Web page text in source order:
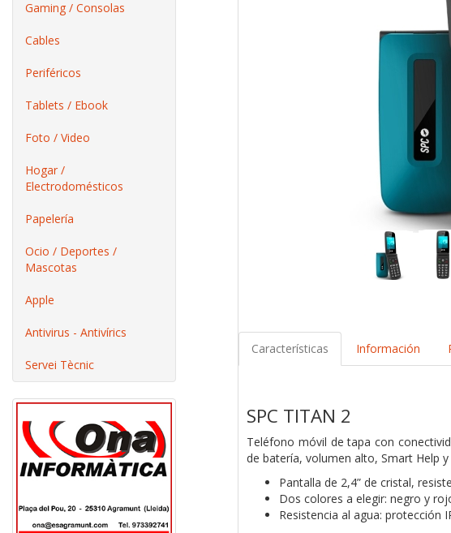
Gaming / Consolas
Cables
Periféricos
Tablets / Ebook
Foto / Video
Hogar /
Electrodomésticos
Papelería
Ocio / Deportes /
Mascotas
Apple
Antivirus - Antivírics
Servei Tècnic
Características Información
SPC TITAN 2
Teléfono móvil de tapa con
de batería, volumen alto, Smart Help
Pantalla de 2,4” de cristal,
Dos colores a elegir: negro y
Resistencia al agua: protección